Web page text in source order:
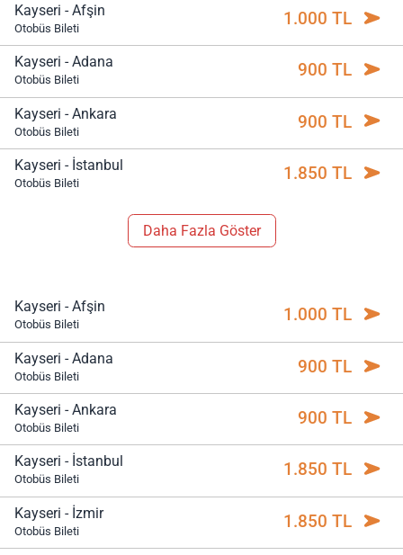
Kayseri - Afşin
Otobüs Bileti 1.000 TL
Kayseri - Adana
Otobüs Bileti 900 TL
Kayseri - Ankara
Otobüs Bileti 900 TL
Kayseri - İstanbul
Otobüs Bileti 1.850 TL
Daha Fazla Göster
Kayseri - Afşin
Otobüs Bileti 1.000 TL
Kayseri - Adana
Otobüs Bileti 900 TL
Kayseri - Ankara
Otobüs Bileti 900 TL
Kayseri - İstanbul
Otobüs Bileti 1.850 TL
Kayseri - İzmir
Otobüs Bileti 1.850 TL